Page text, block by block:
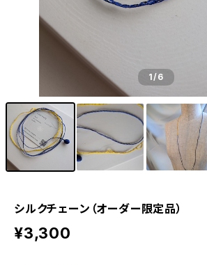
1/6
シルクチェーン（オーダー限定品）
¥3,300